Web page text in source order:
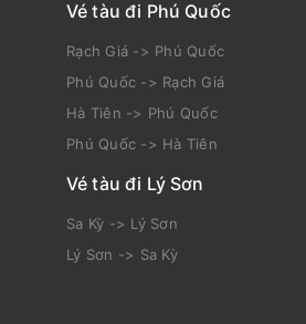
Vé tàu đi Phú Quốc
Rạch Giá -> Phú Quốc
Phú Quốc -> Rạch Giá
Hà Tiên -> Phú Quốc
Phú Quốc -> Hà Tiên
Vé tàu đi Lý Sơn
Sa Kỳ -> Lý Sơn
Lý Sơn -> Sa Kỳ